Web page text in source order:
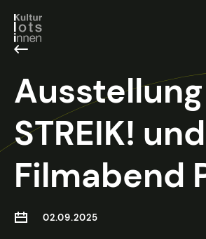
Ausstellung
STREIK! und
Filmabend
02.09.2025